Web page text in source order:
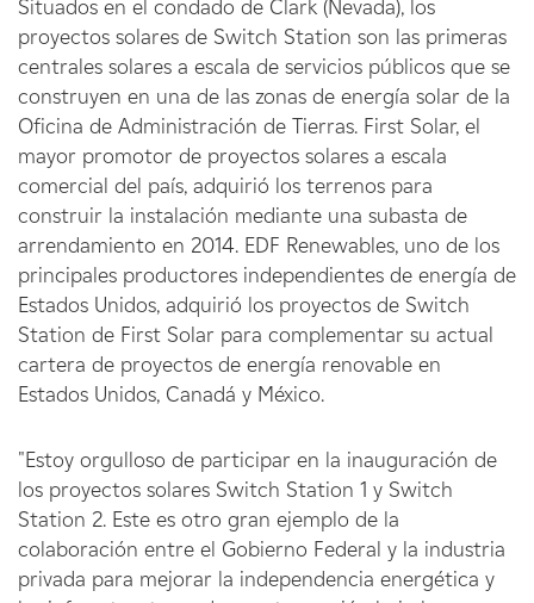
Situados en el condado de Clark (Nevada), los
proyectos solares de Switch Station son las primeras
centrales solares a escala de servicios públicos que se
construyen en una de las zonas de energía solar de la
Oficina de Administración de Tierras. First Solar, el
mayor promotor de proyectos solares a escala
comercial del país, adquirió los terrenos para
construir la instalación mediante una subasta de
arrendamiento en 2014. EDF Renewables, uno de los
principales productores independientes de energía de
Estados Unidos, adquirió los proyectos de Switch
Station de First Solar para complementar su actual
cartera de proyectos de energía renovable en
Estados Unidos, Canadá y México.
"Estoy orgulloso de participar en la inauguración de
los proyectos solares Switch Station 1 y Switch
Station 2. Este es otro gran ejemplo de la
colaboración entre el Gobierno Federal y la industria
privada para mejorar la independencia energética y